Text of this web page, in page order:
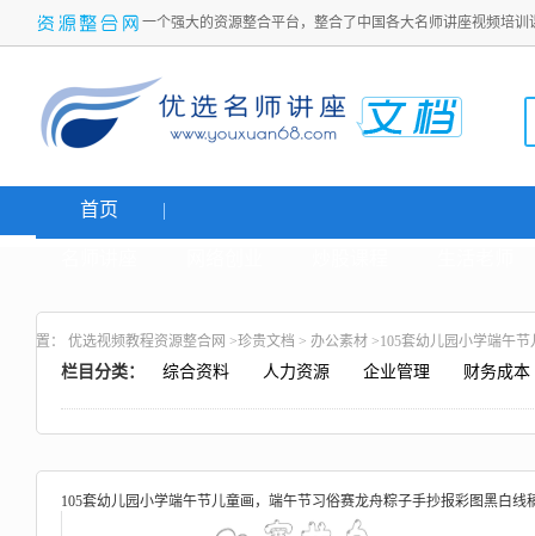
一个强大的资源整合平台，整合了中国各大名师讲座视频培
首页
置： 优选视频教程资源整合网 >珍贵文档 > 办公素材 >105套幼儿园小学端午
栏目分类： 综合资料 人力资源 企业管理 财务成本
105套幼儿园小学端午节儿童画，端午节习俗赛龙舟粽子手抄报彩图黑白线